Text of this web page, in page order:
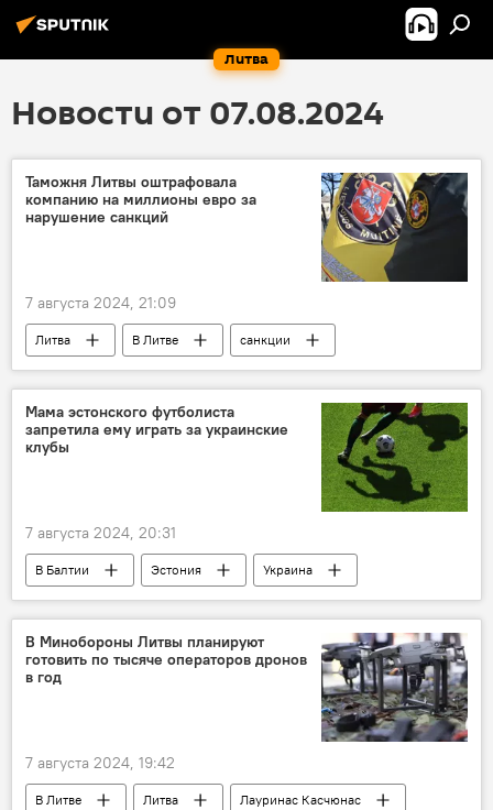
Литва
Новости от 07.08.2024
Таможня Литвы оштрафовала
компанию на миллионы евро за
нарушение санкций
7 августа 2024, 21:09
Литва В Литве
санкции
таможня Литвы
таможня
перевозки
грузоперевозки
экспорт
Мама эстонского футболиста
запретила ему играть за украинские
клубы
7 августа 2024, 20:31
В Балтии Эстония
Украина
Спорт
спорт
футбол
футбольный клуб
Общество
футболисты
В Минобороны Литвы планируют
готовить по тысяче операторов дронов
в год
7 августа 2024, 19:42
В Литве Литва
Лауринас Касчюнас